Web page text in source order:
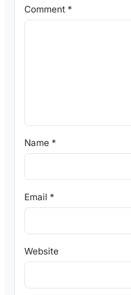
Comment *
Name *
Email *
Website